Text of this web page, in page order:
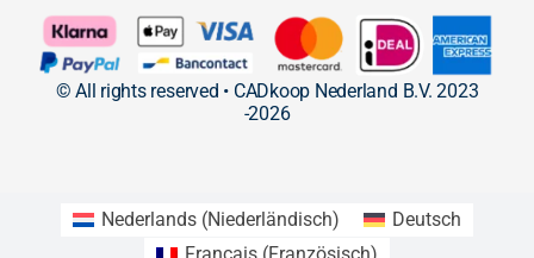
© All rights reserved • CADkoop Nederland B.V. 2023
-2026
Nederlands (Niederländisch)
Deutsch
Français (Französisch)